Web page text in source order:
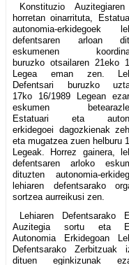
Konstituzio
horretan oinarrituta,
autonomia-erkidegoek
defentsaren arloan
eskumenen
buruzko otsailaren 21eko
Legea eman zen.
Defentsari buruzko
17ko 16/1989 Legean
eskumen
Estatuari eta
erkidegoei dagozkienak
eta mugatzea zuen helburu
Legeak. Horrez gainera,
defentsaren arloko
dituzten autonomia-
lehiaren defentsarako
sortzea aurreikusi zen.
Lehiaren Defentsarako
Auzitegia sortu eta
Autonomia Erkidegoan
Defentsarako Zerbitzuak
dituen eginkizunak